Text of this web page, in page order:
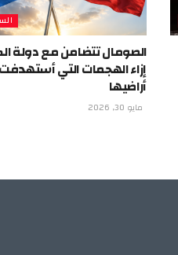
الصومال تتضامن مع دولة
إزاء الهجمات التي أستهدفت
أراضيها
مايو 30, 2026